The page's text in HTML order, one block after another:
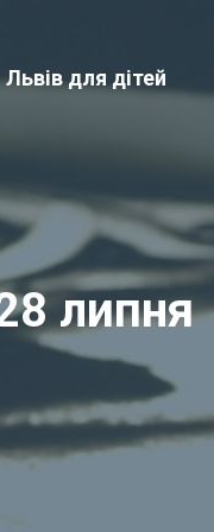
Львів для дітей
липня